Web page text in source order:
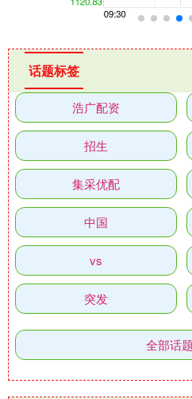
话题标签
浩广配资
招生
集采优配
中国
vs
突发
全部话